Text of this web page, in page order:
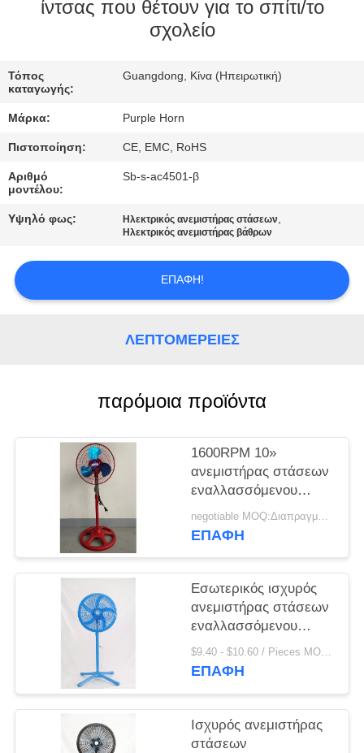
ΈΛΕΓΧΟΣ
ΕΛΆΤΕ
ΣΕ
ΕΠΑΦΉ
ΖΗΤΉΣΤΕ
ΑΠΌΣΠΑΣΜΑ
ίντσας που θέτουν για το σπίτι/το
σχολείο
Τόπος
καταγωγής:
Guangdong, Κίνα (Ηπειρωτική)
Μάρκα: Purple Horn
Πιστοποίηση: CE, EMC, RoHS
Αριθμό
μοντέλου:
Sb-s-ac4501-β
Υψηλό φως: Ηλεκτρικός ανεμιστήρας στάσεων,
Ηλεκτρικός ανεμιστήρας βάθρων
ΕΠΑΦΉ!
ΛΕΠΤΟΜΈΡΕΙΕΣ
παρόμοια προϊόντα
1600RPM 10»
ανεμιστήρας στάσεων
εναλλασσόμενου
ρεύματος που
ταλαντεύεται την
negotiable MOQ:Διαπραγμάτευση
ΕΠΑΦΉ
Εσωτερικός ισχυρός
ανεμιστήρας στάσεων
εναλλασσόμενου
ρεύματος 18 ίντσες 3
τοποθετήσεις
$9.40 - $10.60 / Pieces MOQ:1000 κομμάτι / κομμάτια
ΕΠΑΦΉ
Ισχυρός ανεμιστήρας
στάσεων